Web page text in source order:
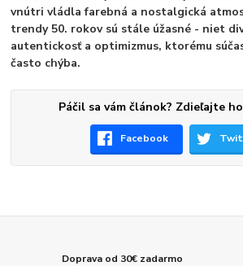
vnútri vládla farebná a nostalgická
trendy 50. rokov sú stále úžasné - niet
autentickosť a optimizmus, ktorému
často chýba.
Páčil sa vám článok? Zdieľajte
Facebook
Doprava od 30€ zadarmo